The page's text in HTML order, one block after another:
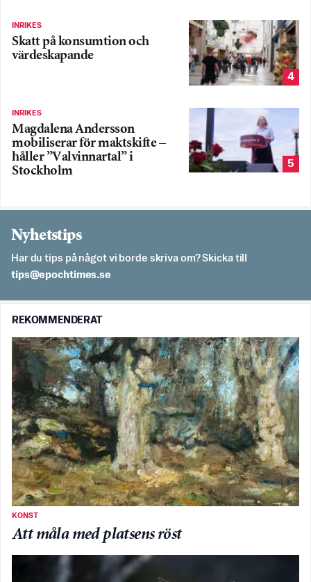
INRIKES
Skatt på konsumtion och
värdeskapande
4
INRIKES
Magdalena Andersson
mobiliserar för maktskifte –
håller ”Valvinnartal” i
Stockholm
5
Nyhetstips
Har du tips på något vi borde skriva om? Skicka till
es.semithcope@spit
REKOMMENDERAT
KONST
Att måla med platsens röst